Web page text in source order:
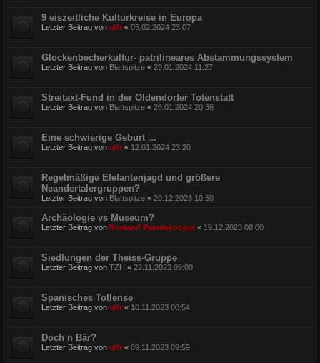
9 eiszeitliche Kulturkreise in Europa
Letzter Beitrag von ulfr « 05.02.2024 23:07
Glockenbecherkultur- patrilineares Abstammungssystem
Letzter Beitrag von Blattspitze « 29.01.2024 11:27
Streitaxt-Fund in der Oldendorfer Totenstatt
Letzter Beitrag von Blattspitze « 26.01.2024 20:36
Eine schwierige Geburt ...
Letzter Beitrag von ulfr « 12.01.2024 23:20
Regelmäßige Elefantenjagd und größere
Neandertalergruppen?
Letzter Beitrag von Blattspitze « 20.12.2023 10:50
Archäologie vs Museum?
Letzter Beitrag von Roeland Paardekooper « 19.12.2023 08:00
Siedlungen der Theiss-Gruppe
Letzter Beitrag von TZH « 22.11.2023 09:00
Spanisches Tollense
Letzter Beitrag von ulfr « 10.11.2023 00:54
Doch n Bär?
Letzter Beitrag von ulfr « 09.11.2023 09:59